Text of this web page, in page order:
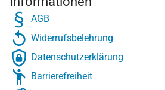
AGB
Widerrufsbelehrung
Datenschutzerklärung
Barrierefreiheit